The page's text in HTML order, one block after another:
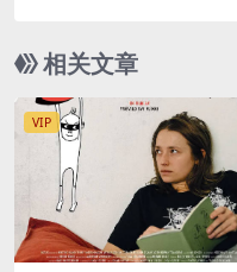
4/6.7GB][原声中字]【
和谐压缩包（含解压密码
相关文章
VIP